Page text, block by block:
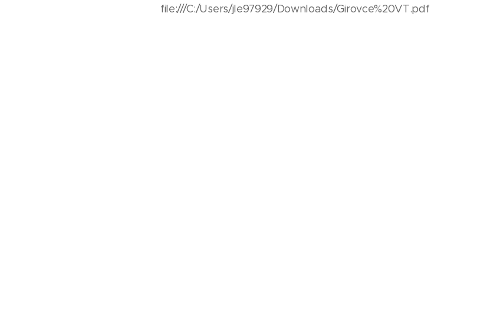
file:///C:/Users/jle97929/Downloads/Girovce%20VT.pdf